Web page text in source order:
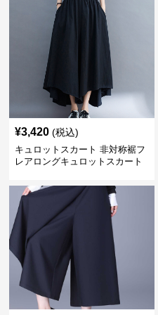
¥3,420 (税込)
キュロットスカート 非対称裾フ
レアロングキュロットスカート